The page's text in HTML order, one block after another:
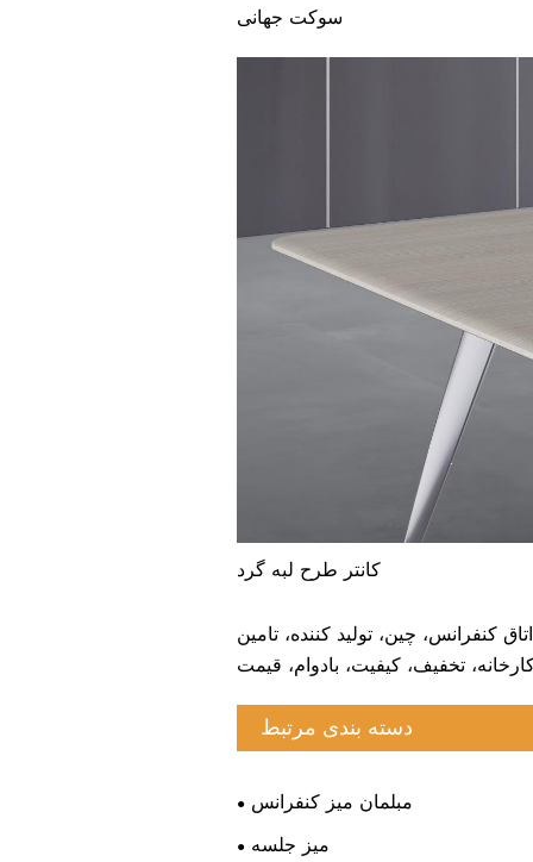
سوکت جهانی
کانتر طرح لبه گرد
کنفرانس، چین، تولید کننده، تامین
تخفیف، کیفیت، بادوام، قیمت
دسته بندی مرتبط
مبلمان میز کنفرانس
میز جلسه